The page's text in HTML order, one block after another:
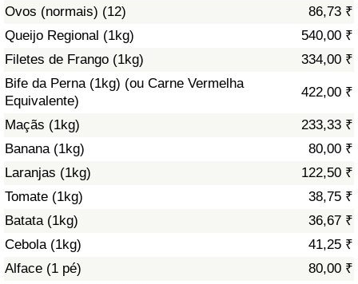
Ovos (normais) (12)
86,73 ₹
Queijo Regional (1kg)
540,00 ₹
Filetes de Frango (1kg)
334,00 ₹
Bife da Perna (1kg) (ou Carne Vermelha
Equivalente)
422,00 ₹
Maçãs (1kg)
233,33 ₹
Banana (1kg)
80,00 ₹
Laranjas (1kg)
122,50 ₹
Tomate (1kg)
38,75 ₹
Batata (1kg)
36,67 ₹
Cebola (1kg)
41,25 ₹
Alface (1 pé)
80,00 ₹
Indicador de Saúde
Indicador de Saúde por País
Poluição
Índice de poluição
Indicador de Poluição por País
Trânsito